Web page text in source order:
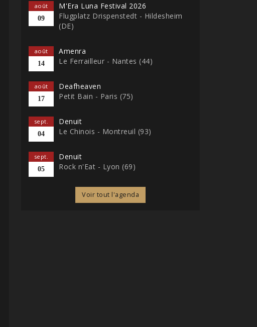
août
09
M'Era Luna Festival 2026
Flugplatz Drispenstedt - Hildesheim
(DE)
août
14
Amenra
Le Ferrailleur - Nantes (44)
août
17
Deafheaven
Petit Bain - Paris (75)
sept.
04
Denuit
Le Chinois - Montreuil (93)
sept.
05
Denuit
Rock n'Eat - Lyon (69)
Voir tout l'agenda